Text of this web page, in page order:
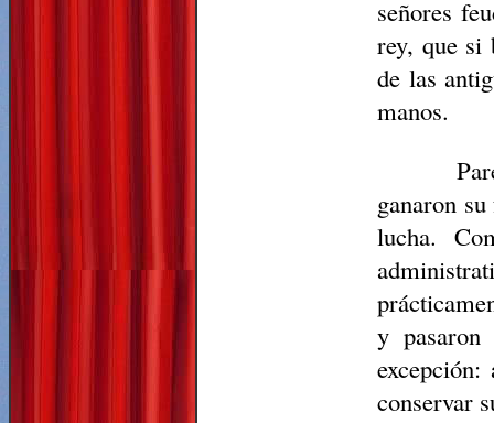
señores
rey, que si
de las
manos.
ganaron
lucha.
y pasaron
conservar